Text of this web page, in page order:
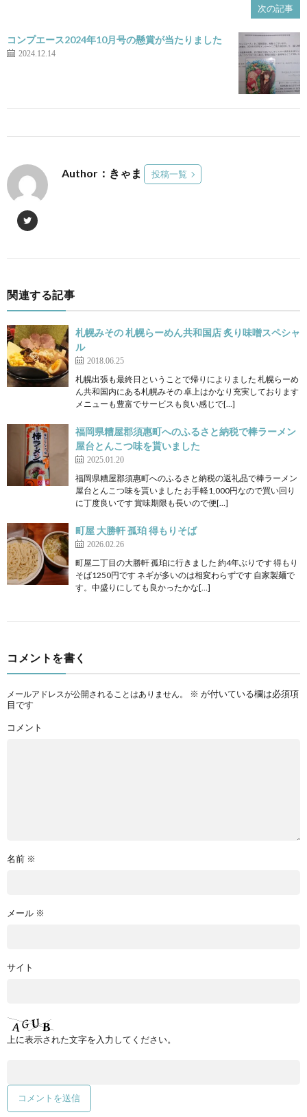
次の記事
コンプエース2024年10月号の懸賞が当たりました
2024.12.14
Author：きゃま 投稿一覧
関連する記事
札幌みその 札幌らーめん共和国店 炙り味噌スペシャ
ル
2018.06.25
札幌出張も最終日ということで帰りによりました 札幌らーめ
ん共和国内にある札幌みその 卓上はかなり充実しております
メニューも豊富でサービスも良い感じで[…]
福岡県糟屋郡須惠町へのふるさと納税で棒ラーメン
屋台とんこつ味を貰いました
2025.01.20
福岡県糟屋郡須惠町へのふるさと納税の返礼品で棒ラーメン
屋台とんこつ味を貰いました お手軽1,000円なので買い回り
に丁度良いです 賞味期限も長いので便[…]
町屋 大勝軒 孤珀 得もりそば
2026.02.26
町屋二丁目の大勝軒 孤珀に行きました 約4年ぶりです 得もり
そば1250円です ネギが多いのは相変わらずです 自家製麺で
す。中盛りにしても良かったかな[…]
コメントを書く
メールアドレスが公開されることはありません。 ※ が付いている欄は必須項
目です
コメント
名前 ※
メール ※
サイト
上に表示された文字を入力してください。